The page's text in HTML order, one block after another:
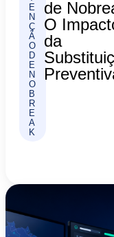
E
N
Ç
Ã
O
D
E
N
O
B
R
E
A
K
de
O
da